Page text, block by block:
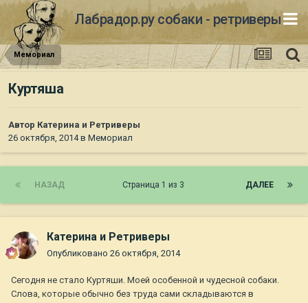
Лабрадор.ру собаки - ретриверы
Мемориал
Куртяша
Автор Катерина и Ретриверы
26 октября, 2014в Мемориал
НАЗАД ДАЛЕЕ
Страница 1 из 3
Катерина и Ретриверы
Опубликовано 26 октября, 2014
Сегодня не стало Куртяши. Моей особенной и чудесной собаки.
Слова, которые обычно без труда сами складываются в